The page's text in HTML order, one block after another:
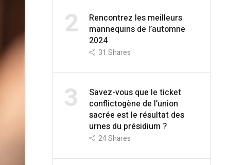
2
Rencontrez les meilleurs
mannequins de l’automne
2024
31 Shares
3
Savez-vous que le ticket
conflictogène de l’union
sacrée est le résultat des
urnes du présidium ?
24Shares